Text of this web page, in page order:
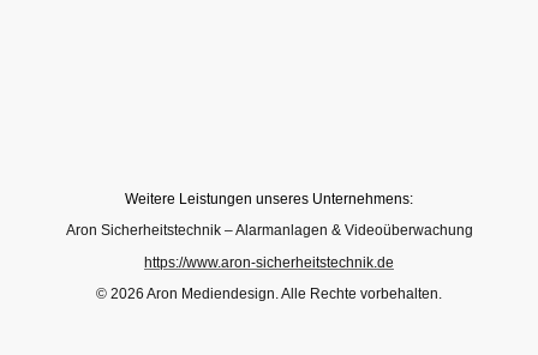
Weitere Leistungen unseres Unternehmens:
Aron Sicherheitstechnik – Alarmanlagen & Videoüberwachung
https://www.aron-sicherheitstechnik.de
© 2026 Aron Mediendesign. Alle Rechte vorbehalten.